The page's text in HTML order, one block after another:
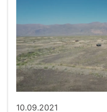
10.09.2021